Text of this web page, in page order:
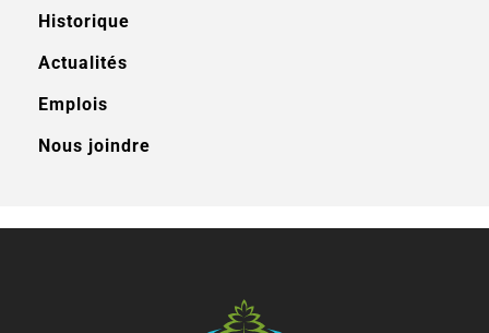
Historique
Actualités
Emplois
Nous joindre